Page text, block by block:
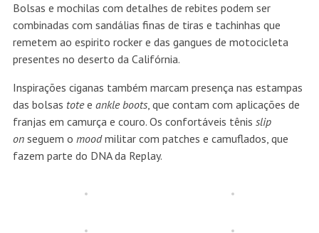
Bolsas e mochilas com detalhes de rebites podem ser
combinadas com sandálias finas de tiras e tachinhas que
remetem ao espirito rocker e das gangues de motocicleta
presentes no deserto da Califórnia.
Inspirações ciganas também marcam presença nas estampas
das bolsas totee ankle boots, que contam com aplicações de
franjas em camurça e couro. Os confortáveis tênis slip
on seguem o moodmilitar com patches e camuflados, que
fazem parte do DNA da Replay.